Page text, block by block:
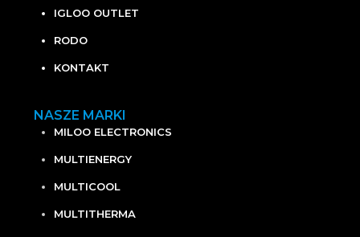
IGLOO OUTLET
RODO
KONTAKT
NASZE MARKI
MILOO ELECTRONICS
MULTIENERGY
MULTICOOL
MULTITHERMA